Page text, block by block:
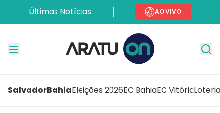
Últimas Notícias AO VIVO
SalvadorBahiaEleições 2026EC BahiaEC Vitória